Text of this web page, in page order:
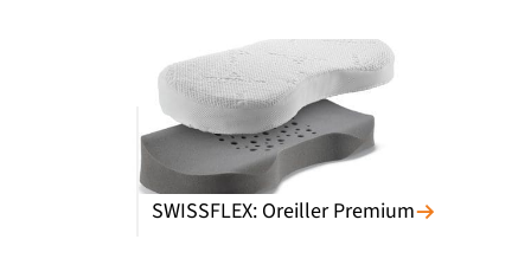
SWISSFLEX: Oreiller Premium